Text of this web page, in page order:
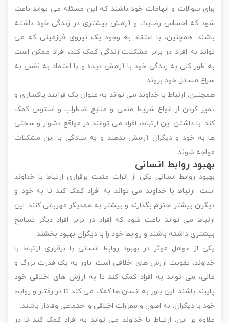
برای سوالات و ابهامات خود باشند که این مسئله می تواند باعث
شود که احساس رضایت و آرامش بیشتری در زندگی خود داشته
باشند. همچنین، با اعتقاد به وجود یک نیروی فرازمینی که می
تواند به افراد در برابر مشکلات زندگی کمک کند، افراد ممکن است
به طور کلی به زندگی خود با آرامش دیده و با اعتماد به نفس به
سراغ مسائل خود بروند.
همچنین، ارتباط با خداوند می تواند به عنوان یک فرآیند پاکسازی و
تمیز کردن از انواع شرایط منفی و منابع اضطراب و استرس کمک
کند. با داشتن این ارتباط، افراد می توانند در مواقع دشوار و سختی
ها به خود و دیگران آرامش بدهند و به سادگی با این مشکلات
مواجه شوند.
بهبود روابط انسانی
بهبود روابط انسانی یکی از اثرات مثبت برقراری ارتباط با خداوند
است. ارتباط با خداوند می تواند به افراد کمک کند تا به خود و
دیگران بیشتر احترام بگذارند و بیشتر به همدیگر مهربانی کنند. این
ارتباط می تواند باعث شود که افراد در برابر افراد دیگر تسامح
بیشتری داشته باشند و روابط خود را با دیگران بهبود بخشند.
یکی از عوامل موثر در بهبود روابط انسانی با برقراری ارتباط با
خداوند، تقویت ارزش های اخلاقی است. باور به یک قدرت بزرگ و
عالی، می تواند به افراد کمک کند تا به ارزش های اخلاقی خود
پایبند باشند. این باور به انسان ها کمک می کند تا در رفتار و روابط
خود با دیگران، به اصول و مقررات اخلاقی و اجتماعی وفادار باشند.
علاوه بر این، ارتباط با خداوند می تواند به افراد کمک کند تا در